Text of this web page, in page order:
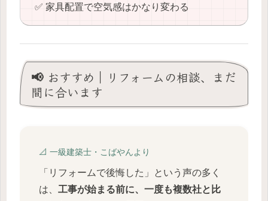
✅ 家具配置で空気感はかなり変わる
📢 おすすめ｜リフォームの相談、まだ
間に合います
📐 一級建築士・こばやんより
「リフォームで後悔した」という声の多く
は、 工事が始まる前に、一度も複数社と比